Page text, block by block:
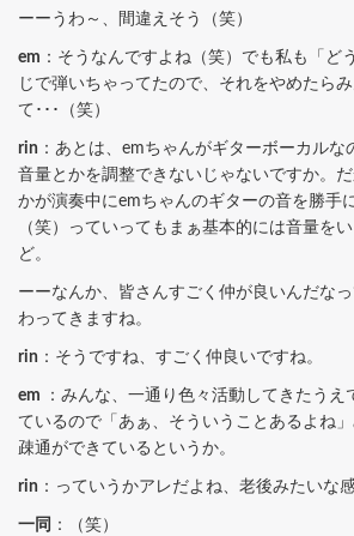
ーーうわ～、間違えそう（笑）
em ：そうなんですよね（笑）でも私も「ど
じで弾いちゃってたので、それをやめたら
て･･･（笑）
rin ：あとは、emちゃんがギターボーカル
音量とかを調整できないじゃないですか。
かが演奏中にemちゃんのギターの音を勝手
（笑）っていってもまぁ基本的には音量を
ど。
ーーなんか、皆さんすごく仲が良いんだな
わってきますね。
rin ：そうですね、すごく仲良いですね。
em
：みんな、一通り色々活動してきたうえ
ているので「あぁ、そういうことあるよね
疎通ができているというか。
rin ：っていうかアレだよね、老後みたいな
一同 ：（笑）